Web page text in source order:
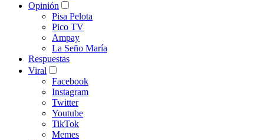
Opinión
Pisa Pelota
Pico TV
Ampay
La Seño María
Respuestas
Viral
Facebook
Instagram
Twitter
Youtube
TikTok
Memes